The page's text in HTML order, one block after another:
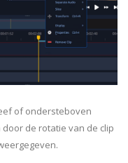
of ondersteboven
de rotatie van de clip